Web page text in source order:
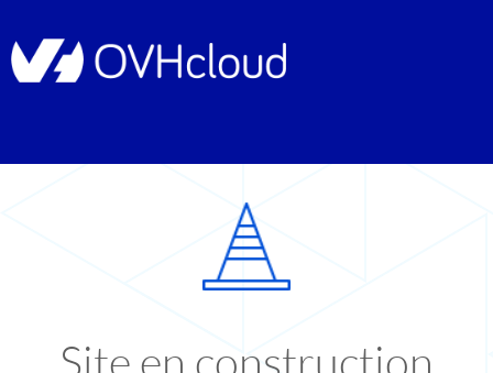
Site en construction